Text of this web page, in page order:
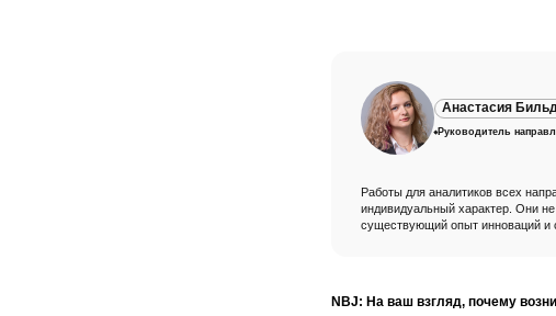
Анастасия
Руководитель
Работы для аналитиков всех
индивидуальный характер. Они
существующий опыт инноваций и
NBJ: На ваш взгляд, почему